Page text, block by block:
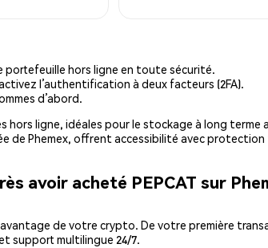
portefeuille hors ligne en toute sécurité.
l’authentification à deux facteurs (2FA).
d’abord.
hors ligne, idéales pour le stockage à long
de Phemex, offrent accessibilité avec
avoir acheté PEPCAT sur
de votre crypto. De votre première
support multilingue 24/7.